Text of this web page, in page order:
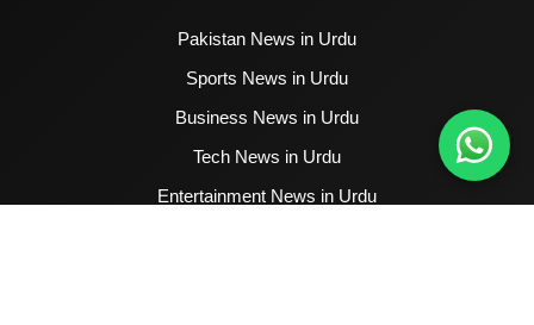
Pakistan News in Urdu
Sports News in Urdu
Business News in Urdu
Tech News in Urdu
Entertainment News in Urdu